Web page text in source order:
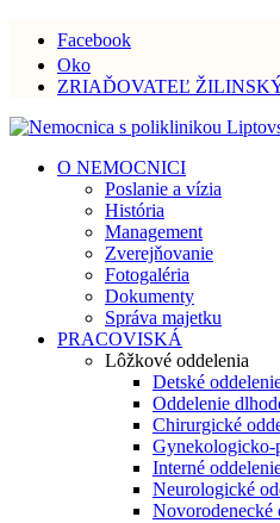
Facebook
Oko
ZRIAĎOVATEĽ
O NEMOCNICI
Poslanie a vízia
História
Management
Zverejňovanie
Fotogaléria
Dokumenty
Správa majetku
PRACOVISKÁ
Lôžkové oddelenia
Detské
Oddelenie
Chirurgické
Gynekologicko-
Interné
Neurologické
Novorodenecké